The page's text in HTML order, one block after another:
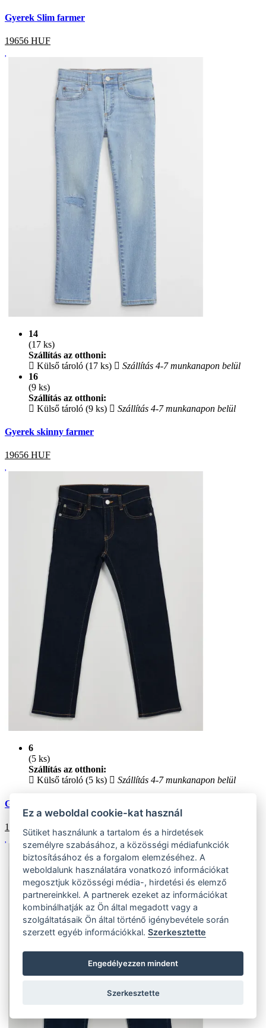
Gyerek Slim farmer
19656 HUF
14
(17 ks)
Szállítás az otthoni:
Külső tároló (17 ks)
Szállítás 4-7 munkanapon belül
16
(9 ks)
Szállítás az otthoni:
Külső tároló (9 ks)
Szállítás 4-7 munkanapon belül
Gyerek skinny farmer
19656 HUF
6
(5 ks)
Szállítás az otthoni:
Külső tároló (5 ks)
Szállítás 4-7 munkanapon belül
Gyerek farmer
14738HUF
Ez a weboldal cookie-kat használ
Sütiket használunk a tartalom és a hirdetések
személyre szabásához, a közösségi médiafunkciók
biztosításához és a forgalom elemzéséhez. A
weboldalunk használatára vonatkozó információkat
megosztjuk közösségi média-, hirdetési és elemző
partnereinkkel. A partnerek ezeket az információkat
kombinálhatják az Ön által megadott vagy a
szolgáltatásaik Ön által történő igénybevétele során
szerzett egyéb információkkal.Szerkesztette
Engedélyezzen mindent
Szerkesztette